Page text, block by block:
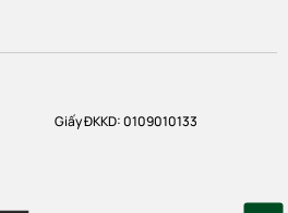
Giấy ĐKKD: 0109010133